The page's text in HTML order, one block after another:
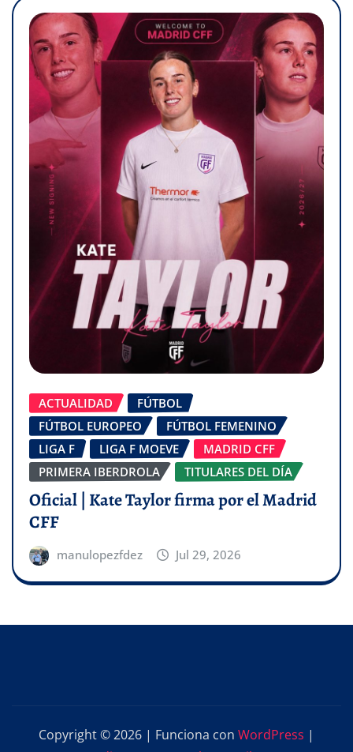
ACTUALIDAD
FÚTBOL
FÚTBOL EUROPEO
FÚTBOL FEMENINO
LIGA F
LIGA F MOEVE
MADRID CFF
PRIMERA IBERDROLA
TITULARES DEL DÍA
Oficial | Kate Taylor firma por el Madrid
CFF
manulopezfdez Jul 29, 2026
Copyright © 2026 | Funciona con WordPress |